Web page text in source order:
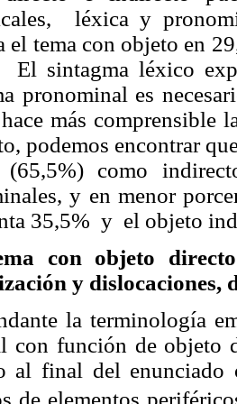
léxica y
el tema con objeto en
El sintagma léxico
pronominal es
más comprensible
podemos encontrar
(65,5%) como
y en menor
35,5% y el objeto
con objeto
y dislocaciones,
la terminología
con función de objeto
al final del enunciado